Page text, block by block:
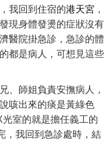
我回到住宿的港天宮 ，
現身體發燙的症狀沒有
醫院掛急診，急診的體
都是病人，可想見這些
、師姐負責安撫病人，
咳出來的痰是黃綠色
室的就是擔任義工的
，我回到急診處時，結